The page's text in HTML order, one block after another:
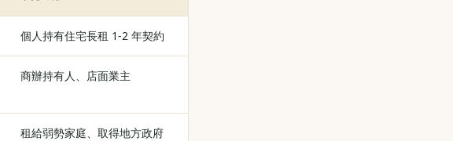
個人持有住宅長租 1-2 年契約
商辦持有人、店面業主
租給弱勢家庭、取得地方政府